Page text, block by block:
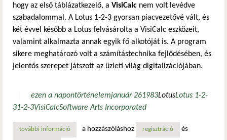
hogy az első táblázatkezelő, a VisiCalc nem volt levédve
szabadalommal. A Lotus 1-2-3 gyorsan piacvezetővé vált, és
két évvel később a Lotus felvásárolta a VisiCalc eszközeit,
valamint alkalmazta annak egyik fő alkotóját is. A program
sikere meghatározó volt a számítástechnika fejlődésében, és
jelentős szerepet játszott az üzleti világ digitalizációjában.
ezen a napontörténelemjanuár 261983LotusLotus 1-2-
31-2-3VisiCalcSoftware Arts Incorporated
további információa lotus 1-2-3 megjelenése: a táblázatkezelők forradalma
a hozzászóláshoz regisztráció és